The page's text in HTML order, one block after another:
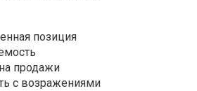
позиция
продажи
с возражениями